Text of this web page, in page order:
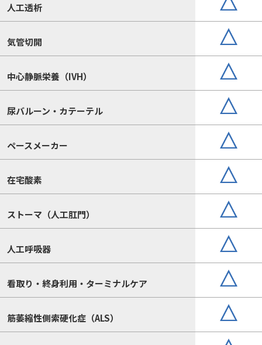
人工透析
気管切開
中心静脈栄養（IVH）
尿バルーン・カテーテル
ペースメーカー
在宅酸素
ストーマ（人工肛門）
人工呼吸器
看取り・終身利用・ターミナルケア
筋萎縮性側索硬化症（ALS）